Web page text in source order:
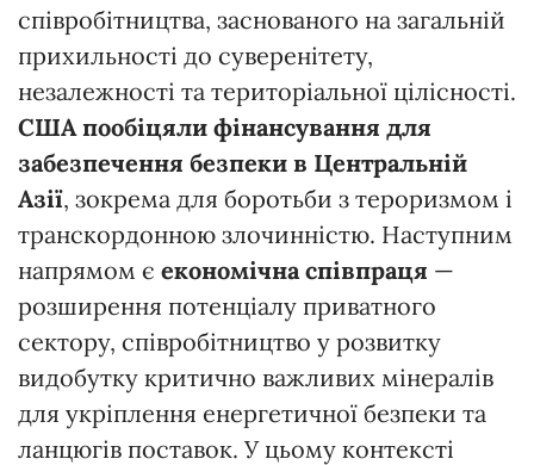
співробітництва, заснованого на загальній
прихильності до суверенітету,
незалежності та територіальної цілісності.
США пообіцяли фінансування для
забезпечення безпеки в Центральній
Азії, зокрема для боротьби з тероризмом і
транскордонною злочинністю. Наступним
напрямом є економічна співпраця —
розширення потенціалу приватного
сектору, співробітництво у розвитку
видобутку критично важливих мінералів
для укріплення енергетичної безпеки та
ланцюгів поставок. У цьому контексті